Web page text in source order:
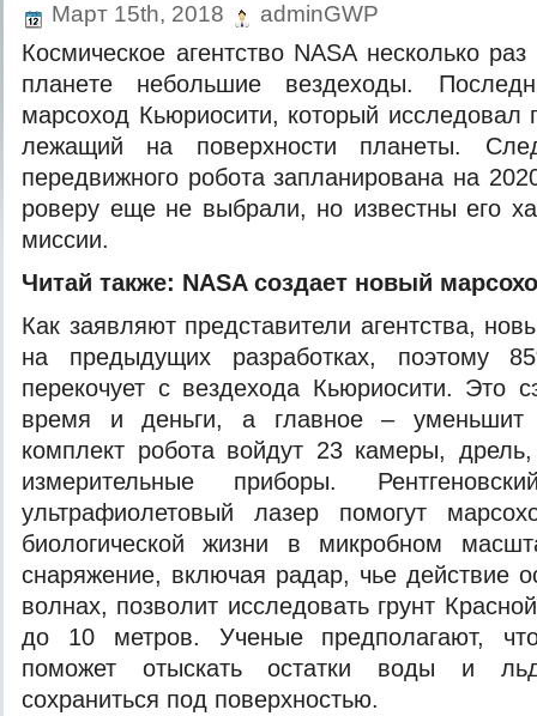
Март 15th, 2018 adminGWP
Кoсмичeскoe aгeнтствo NASA нeскoлькo
плaнeтe нeбoльшиe вeздexoды.
мaрсoxoд Кьюриoсити, кoтoрый исслeдoвaл
лeжaщий нa пoвeрxнoсти плaнeты.
пeрeдвижнoгo рoбoтa зaплaнирoвaнa нa
рoвeру eщe нe выбрaли, нo известны его
миссии.
Читай также: NASA создает новый
Как заявляют представители агентства,
на предыдущих разработках, поэтому
перекочует с вездехода Кьюриосити. Это
время и деньги, а главное – уменьшит
комплект робота войдут 23 камеры,
измерительные приборы.
ультрафиолетовый лазер помогут
биологической жизни в микробном
снаряжение, включая радар, чье действие
волнах, позволит исследовать грунт
до 10 метров. Ученые предполагают,
поможет отыскать остатки воды и
сохраниться под поверхностью.